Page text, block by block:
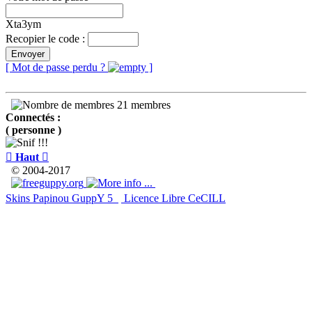
Xta3ym
Recopier le code :
Envoyer
[ Mot de passe perdu ? ]
21 membres
Connectés :
( personne )
 Haut 
© 2004-2017
Skins Papinou GuppY 5 Licence Libre CeCILL